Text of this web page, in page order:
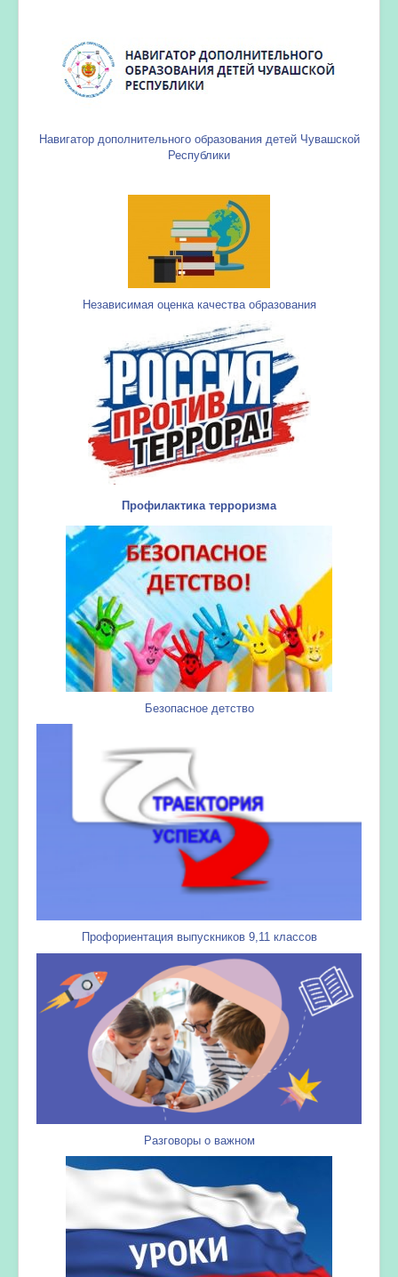
Навигатор дополнительного образования детей Чувашской
Республики
Независимая оценка качества образования
Профилактика терроризма
Безопасное детство
Профориентация выпускников 9,11 классов
Разговоры о важном